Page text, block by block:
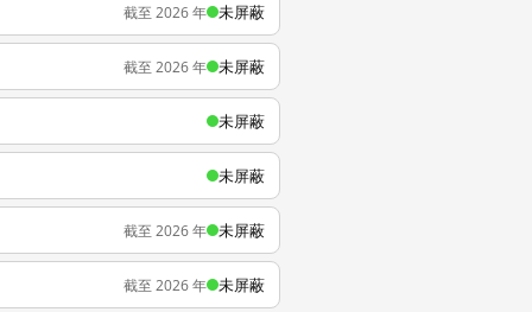
截至 2026 年 未屏蔽
截至 2026 年 未屏蔽
未屏蔽
未屏蔽
截至 2026 年 未屏蔽
截至 2026 年 未屏蔽